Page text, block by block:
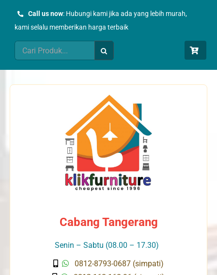
Call us now: Hubungi kami jika ada yang lebih murah,
kami selalu memberikan harga terbaik
Search
for:
Cabang Tangerang
Senin – Sabtu (08.00 – 17.30)
0812-8793-0687 (simpati)